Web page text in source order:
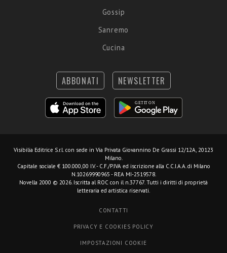
Gossip
Sanremo
Cucina
ABBONATI NEWSLETTER
Visibilia Editrice S.r.l. con sede in Via Privata Giovannino De Grassi 12/12A, 20123
Milano.
Capitale sociale € 100.000,00 I.V. - C.F./P.IVA ed iscrizione alla C.C.I.A.A. di Milano
N.10269990965 - REA MI-2519578.
Novella 2000 © 2026. Iscritta al ROC con il n.37767. Tutti i diritti di proprietà
letteraria ed artistica riservati.
CONTATTI
PRIVACY E COOKIES POLICY
IMPOSTAZIONI COOKIE